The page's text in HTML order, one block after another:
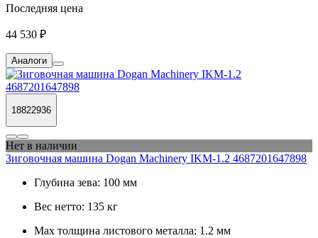
Последняя цена
44 530 ₽
Аналоги
18822936
Нет в наличии
Зиговочная машина Dogan Machinery IKM-1.2 4687201647898
Глубина зева: 100 мм
Вес нетто: 135 кг
Max толщина листового металла: 1.2 мм